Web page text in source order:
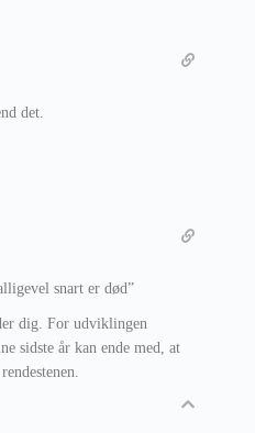
det.
snart er død”
dig. For udviklingen
sidste år kan ende med, at